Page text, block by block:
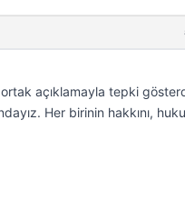
açıklamayla tepki
Her birinin hakkını,